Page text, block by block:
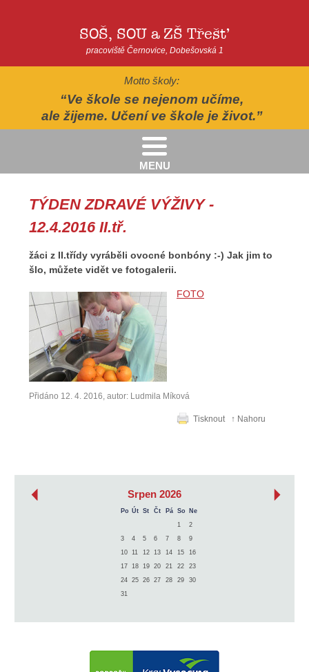
MENU
Motto školy:
Ve škole se nejenom učíme,
ale žijeme. Učení ve škole je život.
SOŠ, SOU a ZŠ Třešť
pracoviště Černovice, Dobešovská 1
TÝDEN ZDRAVÉ VÝŽIVY -
12.4.2016 II.tř.
žáci z II.třídy vyráběli ovocné bonbóny :-) Jak jim to
šlo, můžete vidět ve fotogalerii.
FOTO
Přidáno 12. 4. 2016, autor: Ludmila Míková
Tisknout ↑ Nahoru
Srpen 2026
Po Út St Čt Pá So
Ne
1
2
3
4 5 6 7 8
9
10
11 12 13 14 15
16
17
18 19 20 21 22
23
24
25 26 27 28 29
30
31